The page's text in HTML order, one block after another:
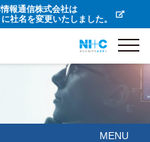
報通信株式会社は
社名を変更いたしました。
MENU